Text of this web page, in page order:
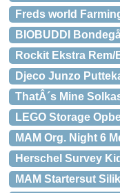
Freds world
BIOBUDDI
Rockit Ekstra Rem/
Djeco Junzo
ThatÂ´s Mine
LEGO Storage
MAM Org. Night 6
Herschel Survey
MAM Startersut